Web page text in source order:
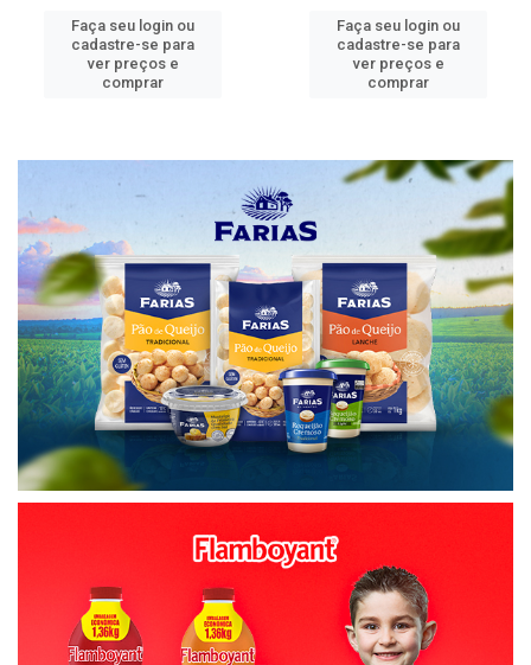
Faça seu login ou
cadastre-se para
ver preços e
comprar
Faça seu login ou
cadastre-se para
ver preços e
comprar